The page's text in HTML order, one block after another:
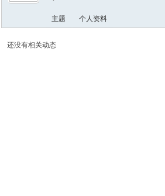
主题 个人资料
还没有相关动态